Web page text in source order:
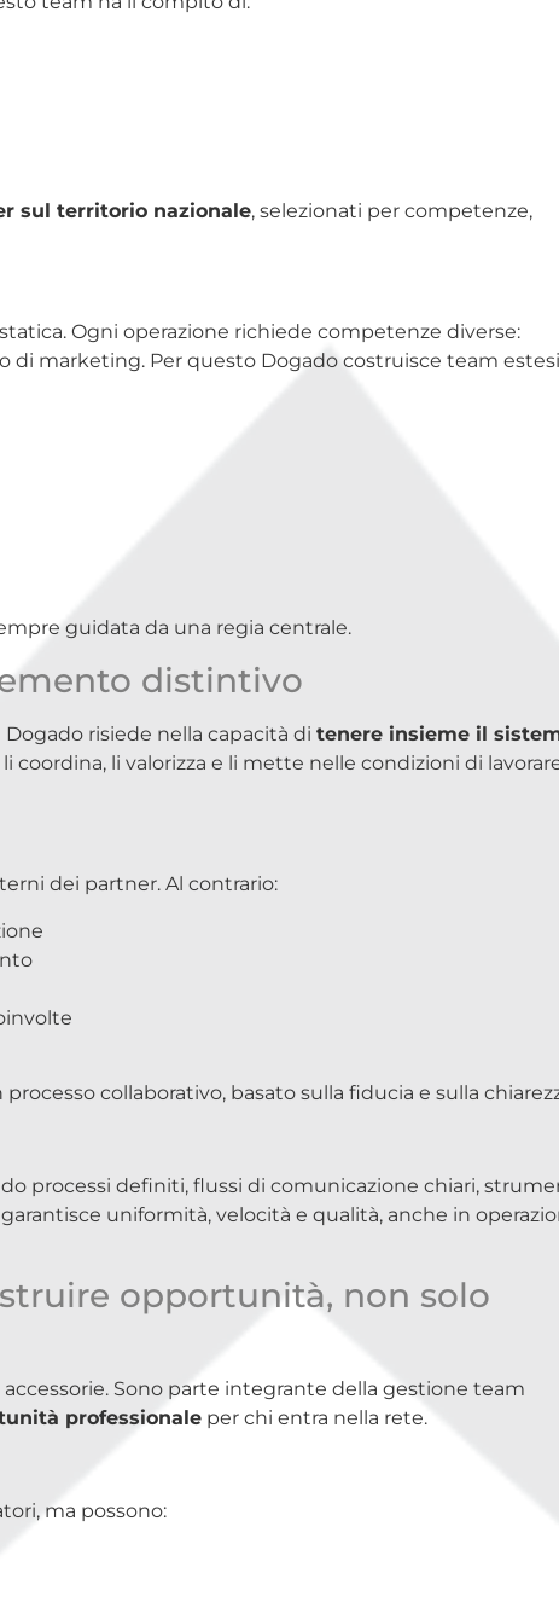
sul territorio nazionale, selezionati per competenze,
Ogni operazione richiede competenze diverse:
marketing. Per questo Dogado costruisce team
guidata da una regia centrale.
distintivo
risiede nella capacità di tenere insieme il
coordina, li valorizza e li mette nelle condizioni di
dei partner. Al contrario:
collaborativo, basato sulla fiducia e sulla
processi definiti, flussi di comunicazione chiari,
uniformità, velocità e qualità, anche in
opportunità, non solo
Sono parte integrante della gestione team
professionale per chi entra nella rete.
ma possono: